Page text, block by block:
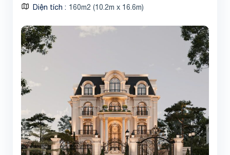
Diện tích 160m2 (10.2m x 16.6m)